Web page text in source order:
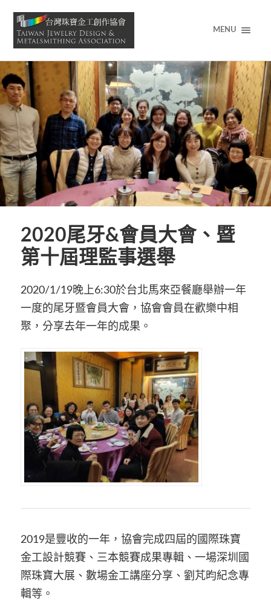
MENU
2020尾牙&會員大會、暨
第十屆理監事選舉
2020/1/19晚上6:30於台北馬來亞餐廳舉辦一年
一度的尾牙暨會員大會，協會會員在歡樂中相
聚，分享去年一年的成果。
2019是豐收的一年，協會完成四屆的國際珠寶
金工設計競賽、三本競賽成果專輯、一場深圳國
際珠寶大展、數場金工講座分享、劉芃昀紀念專
輯等。